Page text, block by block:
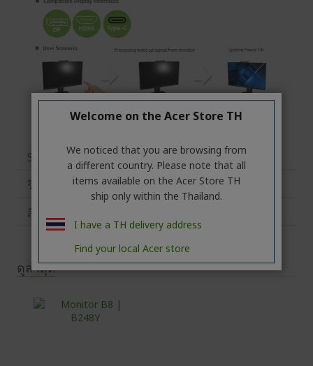
Specifications
รีวิว
สินค้าที่คุณอาจจะชอบ
ดูล่าสุด
Welcome on the Acer Store TH
We noticed that you are browsing from
a different country. Please note that all
items available on the Acer Store TH
ship only within the Thailand.
I have a TH delivery address
Find your local Acer store